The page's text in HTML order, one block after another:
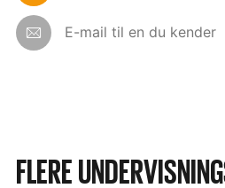
E-mail til en du kender
FLERE